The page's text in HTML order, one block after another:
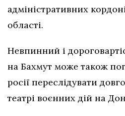
адміністративних
області.
Невпинний і
на Бахмут може також
росії переслідувати
театрі воєнних дій на